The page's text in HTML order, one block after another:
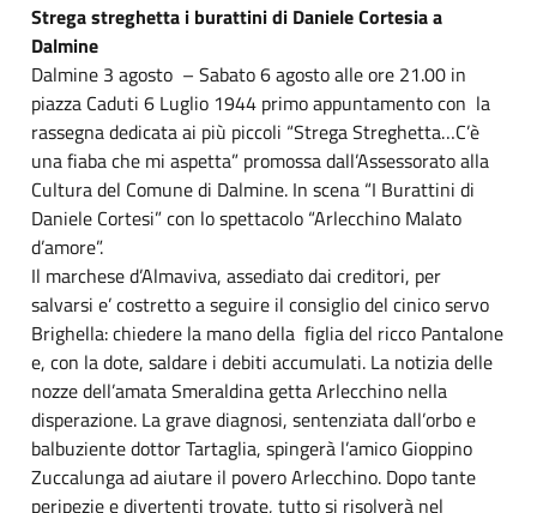
Strega streghetta i burattini di Daniele Cortesia a
Dalmine
Dalmine 3 agosto – Sabato 6 agosto alle ore 21.00 in
piazza Caduti 6 Luglio 1944 primo appuntamento con la
rassegna dedicata ai più piccoli “Strega Streghetta…C’è
una fiaba che mi aspetta” promossa dall’Assessorato alla
Cultura del Comune di Dalmine. In scena “I Burattini di
Daniele Cortesi” con lo spettacolo “Arlecchino Malato
d’amore”.
Il marchese d’Almaviva, assediato dai creditori, per
salvarsi e’ costretto a seguire il consiglio del cinico servo
Brighella: chiedere la mano della figlia del ricco Pantalone
e, con la dote, saldare i debiti accumulati. La notizia delle
nozze dell’amata Smeraldina getta Arlecchino nella
disperazione. La grave diagnosi, sentenziata dall’orbo e
balbuziente dottor Tartaglia, spingerà l’amico Gioppino
Zuccalunga ad aiutare il povero Arlecchino. Dopo tante
peripezie e divertenti trovate, tutto si risolverà nel